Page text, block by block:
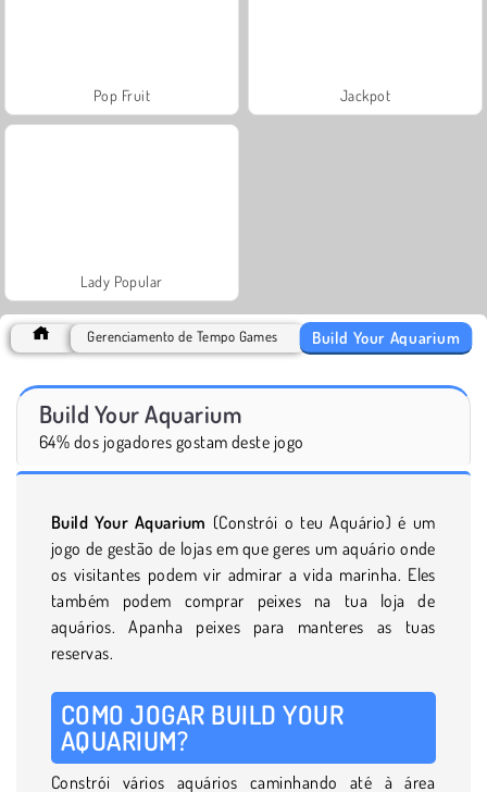
Pop Fruit Jackpot
Lady Popular
Gerenciamento de Tempo Games Build Your Aquarium
Build Your Aquarium
64% dos jogadores gostam deste jogo
Build Your Aquarium (Constrói o teu Aquário) é um
jogo de gestão de lojas em que geres um aquário onde
os visitantes podem vir admirar a vida marinha. Eles
também podem comprar peixes na tua loja de
aquários. Apanha peixes para manteres as tuas
reservas.
COMO JOGAR BUILD YOUR
AQUARIUM?
Constrói vários aquários caminhando até à área